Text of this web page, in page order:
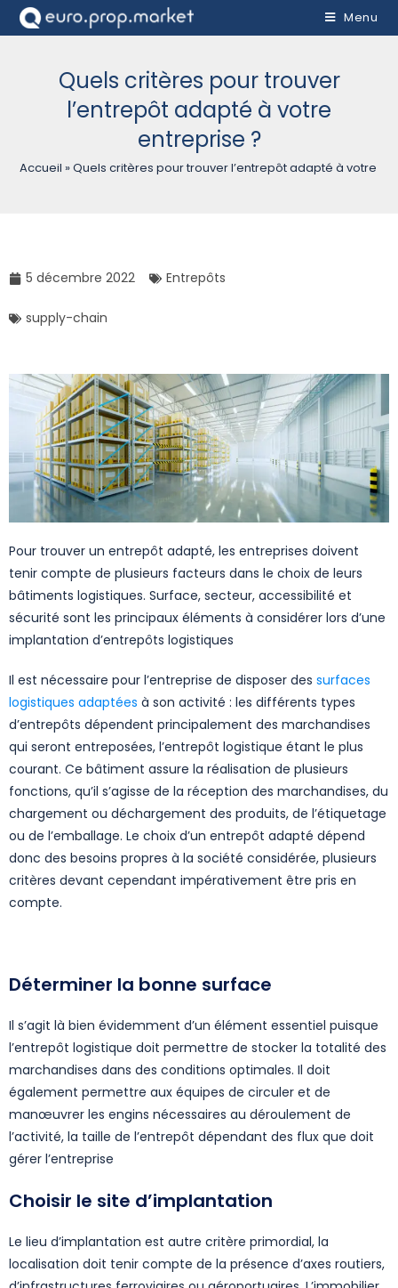
Menu
Quels critères pour trouver
l’entrepôt adapté à votre
entreprise ?
Accueil »Quels critères pour trouver l’entrepôt adapté à votre
5 décembre 2022 Entrepôts
supply-chain
Pour trouver un entrepôt adapté, les entreprises doivent
tenir compte de plusieurs facteurs dans le choix de leurs
bâtiments logistiques. Surface, secteur, accessibilité et
sécurité sont les principaux éléments à considérer lors d’une
implantation d’entrepôts logistiques
Il est nécessaire pour l’entreprise de disposer des surfaces
logistiques adaptées à son activité : les différents types
d’entrepôts dépendent principalement des marchandises
qui seront entreposées, l’entrepôt logistique étant le plus
courant. Ce bâtiment assure la réalisation de plusieurs
fonctions, qu’il s’agisse de la réception des marchandises, du
chargement ou déchargement des produits, de l’étiquetage
ou de l’emballage. Le choix d’un entrepôt adapté dépend
donc des besoins propres à la société considérée, plusieurs
critères devant cependant impérativement être pris en
compte.
Déterminer la bonne surface
Il s’agit là bien évidemment d’un élément essentiel puisque
l’entrepôt logistique doit permettre de stocker la totalité des
marchandises dans des conditions optimales. Il doit
également permettre aux équipes de circuler et de
manœuvrer les engins nécessaires au déroulement de
l’activité, la taille de l’entrepôt dépendant des flux que doit
gérer l’entreprise
Choisir le site d’implantation
Le lieu d’implantation est autre critère primordial, la
localisation doit tenir compte de la présence d’axes routiers,